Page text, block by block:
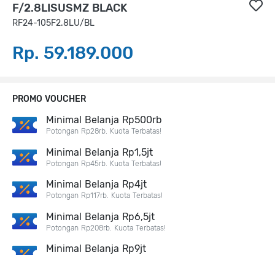
F/2.8LISUSMZ BLACK
RF24-105F2.8LU/BL
Rp. 59.189.000
PROMO VOUCHER
Minimal Belanja Rp500rb
Potongan Rp28rb. Kuota Terbatas!
Minimal Belanja Rp1,5jt
Potongan Rp45rb. Kuota Terbatas!
Minimal Belanja Rp4jt
Potongan Rp117rb. Kuota Terbatas!
Minimal Belanja Rp6,5jt
Potongan Rp208rb. Kuota Terbatas!
Minimal Belanja Rp9jt